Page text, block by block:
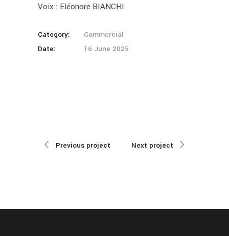
Voix : Eléonore BIANCHI
Category:
Commercial
Date:
16 June 2025
Previous project Next project